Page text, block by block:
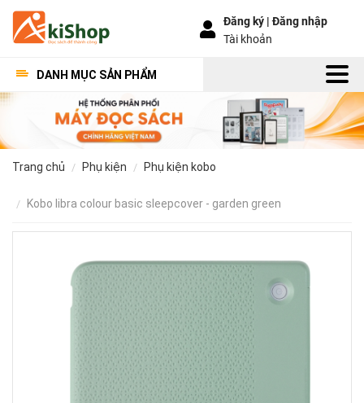
Đăng ký |Đăng nhập
Tài khoản
DANH MỤC SẢN PHẨM
trang chủ phụ kiện phụ kiện kobo
kobo libra colour basic sleepcover - garden green